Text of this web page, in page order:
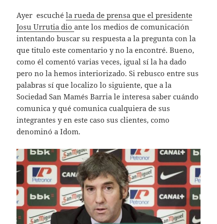
Ayer escuchéla rueda de prensa que el presidente
Josu Urrutia dioante los medios de comunicación
intentando buscar su respuesta a la pregunta con la
que titulo este comentario y no la encontré. Bueno,
como él comentó varias veces, igual sí la ha dado
pero no la hemos interiorizado. Si rebusco entre sus
palabras sí que localizo lo siguiente, que a la
Sociedad San Mamés Barria le interesa saber cuándo
comunica y qué comunica cualquiera de sus
integrantes y en este caso sus clientes, como
denominó a Idom.